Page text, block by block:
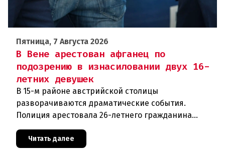
Пятница, 7 Августа 2026
В Вене арестован афганец по
подозрению в изнасиловании двух 16-
летних девушек
В 15-м районе австрийской столицы
разворачиваются драматические события.
Полиция арестовала 26-летнего гражданина
Афганистана по подозрению в изнасиловании
двух 16-летних девушек.Вызов полиции и задер
Читать далее